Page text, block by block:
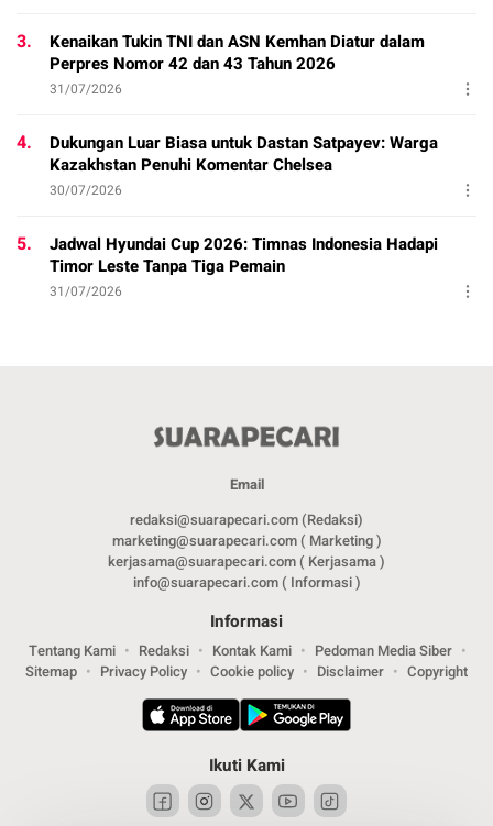
3.
Kenaikan Tukin TNI dan ASN Kemhan Diatur dalam
Perpres Nomor 42 dan 43 Tahun 2026
31/07/2026
4.
Dukungan Luar Biasa untuk Dastan Satpayev: Warga
Kazakhstan Penuhi Komentar Chelsea
30/07/2026
5.
Jadwal Hyundai Cup 2026: Timnas Indonesia Hadapi
Timor Leste Tanpa Tiga Pemain
31/07/2026
Email
redaksi@suarapecari.com (Redaksi)
marketing@suarapecari.com ( Marketing )
kerjasama@suarapecari.com ( Kerjasama )
info@suarapecari.com ( Informasi )
Informasi
Tentang Kami Redaksi Kontak Kami
Pedoman Media Siber
Sitemap
Privacy Policy Cookie policy Disclaimer Copyright
Ikuti Kami